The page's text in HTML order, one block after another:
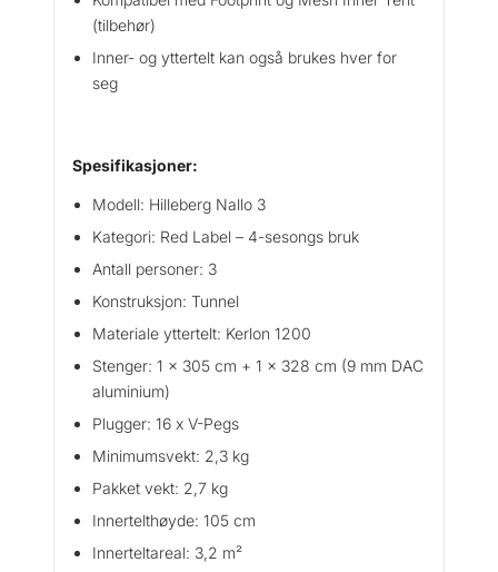
(tilbehør)
Inner- og yttertelt kan også brukes hver for
seg
Spesifikasjoner:
Modell: Hilleberg Nallo 3
Kategori: Red Label – 4-sesongs bruk
Antall personer: 3
Konstruksjon: Tunnel
Materiale yttertelt: Kerlon 1200
Stenger: 1 x 305 cm + 1 x 328 cm (9 mm DAC
aluminium)
Plugger: 16 x V-Pegs
Minimumsvekt: 2,3 kg
Pakket vekt: 2,7 kg
Innertelthøyde: 105 cm
Innerteltareal: 3,2 m²